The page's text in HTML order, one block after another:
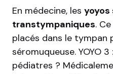
En médecine, les
transtympaniques.
placés dans le tympan
séromuqueuse. YOYO
pédiatres ?